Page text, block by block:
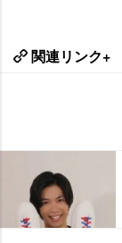
関連リンク+